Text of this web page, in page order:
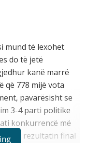
mund të lexohet
do të jetë
kanë marrë
që 778 mijë vota
pavarësisht se
3-4 parti politike
konkurrencë më
në rezultatin final